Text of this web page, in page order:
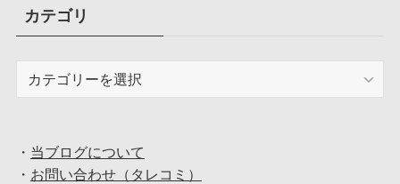
ブカテゴリ
・ 当ブログについて
・ お問い合わせ（タレコミ）